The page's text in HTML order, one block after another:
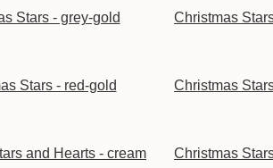
Christmas
Christmas
Christmas